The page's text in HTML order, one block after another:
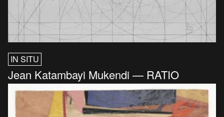
IN SITU
Jean Katambayi Mukendi — RATIO